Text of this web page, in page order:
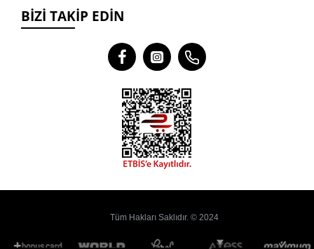
BIZI TAKIP EDIN
Tüm Hakları Saklıdır. © 2024